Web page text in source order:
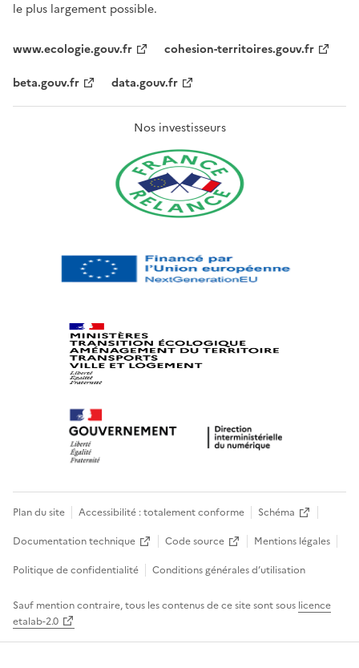
le plus largement possible.
www.ecologie.gouv.fr
cohesion-territoires.gouv.fr
beta.gouv.fr
data.gouv.fr
Nos investisseurs
Plan du site Accessibilité : totalement conforme
Schéma
Documentation technique
Code source
Mentions légales
Politique de confidentialité
Conditions générales d’utilisation
Sauf mention contraire, tous les contenus de ce site sont sous licence
etalab-2.0